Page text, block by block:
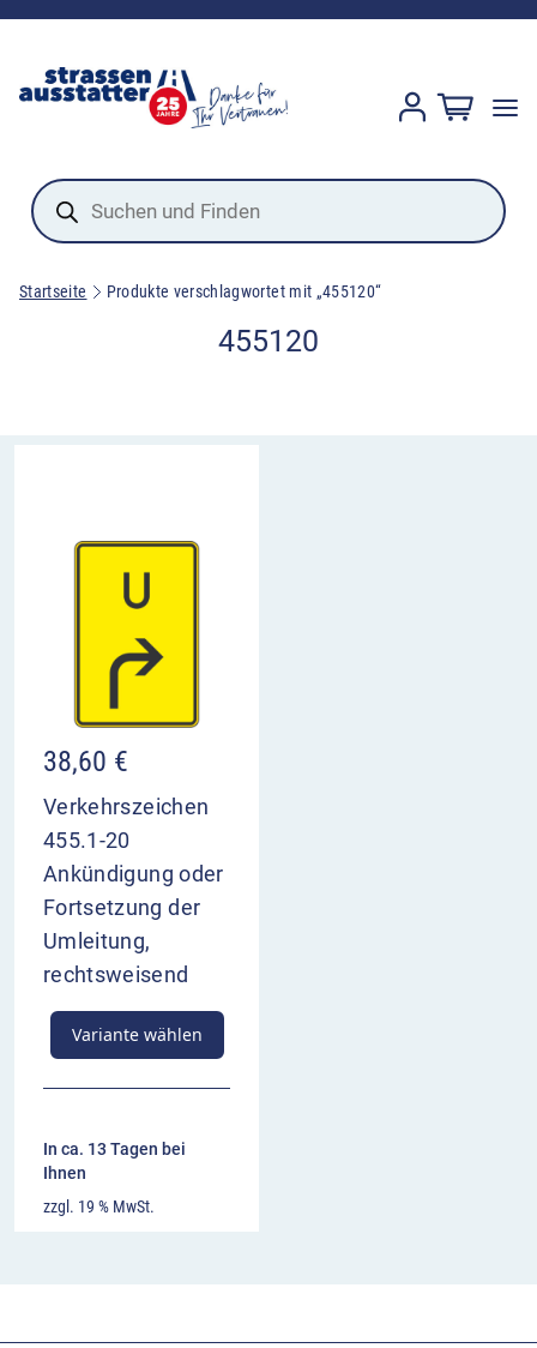
Products
search
Startseite Produkte verschlagwortet mit „455120“
455120
38,60 €
Verkehrszeichen
455.1-20
Ankündigung oder
Fortsetzung der
Umleitung,
rechtsweisend
Variante wählen
In ca. 13 Tagen bei
Ihnen
zzgl. 19 % MwSt.